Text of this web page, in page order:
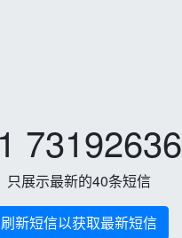
73192636
只展示最新的40条短信
刷新短信以获取最新短信